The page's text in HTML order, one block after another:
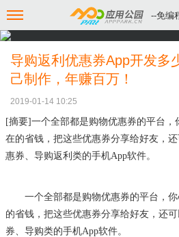
--免编
导购返利优惠券App开发多
己制作，年赚百万！
2019-01-14 10:25
[摘要]一个全部都是购物优惠券的平台
在的省钱，把这些优惠券分享给好友，
惠券、导购返利类的手机App软件。
一个全部都是购物优惠券的平台，
的省钱，把这些优惠券分享给好友，还
券、导购类的手机App软件。